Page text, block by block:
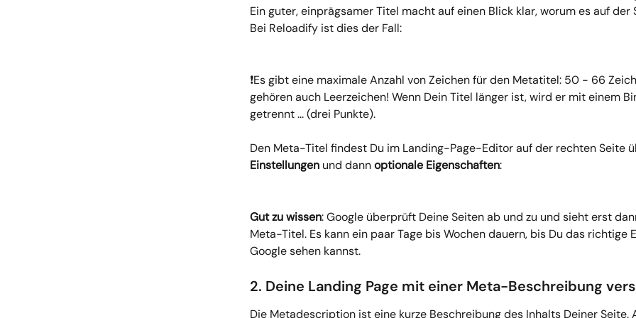
Ein guter, einprägsamer Titel macht auf einen Blick klar, worum es auf der
Bei Reloadify ist dies der Fall:
❗Es gibt eine maximale Anzahl von Zeichen für den Metatitel: 50 - 66
gehören auch Leerzeichen! Wenn Dein Titel länger ist, wird er mit einem
getrennt ... (drei Punkte).
Den Meta-Titel findest Du im Landing-Page-Editor auf der rechten Seite
Einstellungen und dann optionale Eigenschaften:
Gut zu wissen: Google überprüft Deine Seiten ab und zu und sieht erst
Meta-Titel. Es kann ein paar Tage bis Wochen dauern, bis Du das richtige
Google sehen kannst.
2. Deine Landing Page mit einer Meta-Beschreibung
Die Metadescription ist eine kurze Beschreibung des Inhalts Deiner Seite.